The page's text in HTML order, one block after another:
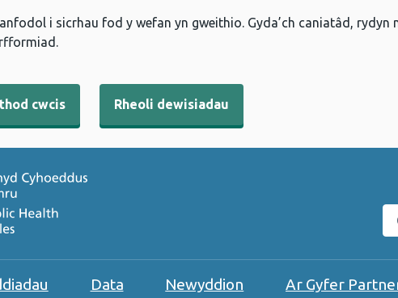
i sicrhau fod y wefan yn gweithio. Gyda’ch caniatâd,
cwcis Rheoli dewisiadau
Data Newyddion Ar Gyfer